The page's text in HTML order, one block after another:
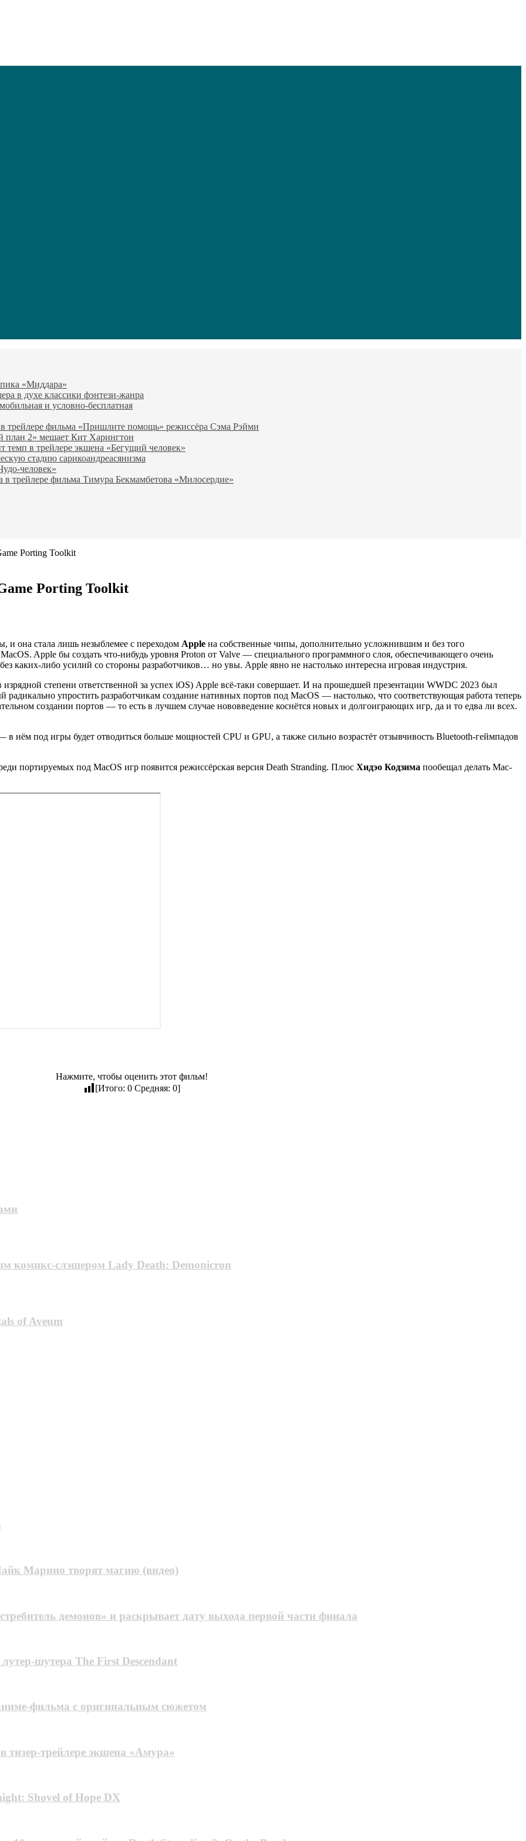
«Миддара»
в духе классики фэнтези-жанра
и условно-бесплатная
трейлере фильма «Пришлите помощь» режиссёра Сэма Рэйми
план 2» мешает Кит Харингтон
в трейлере экшена «Бегущий человек»
стадию сарикоандреасянизма
человек»
трейлере фильма Тимура Бекмамбетова «Милосердие»
Porting Toolkit
Porting Toolkit
и она стала лишь незыблемее с переходом Apple на собственные чипы, дополнительно усложнившим и без того
Apple бы создать что-нибудь уровня Proton от Valve — специального программного слоя, обеспечивающего очень
каких-либо усилий со стороны разработчиков… но увы. Apple явно не настолько интересна игровая индустрия.
степени ответственной за успех iOS) Apple всё-таки совершает. И на прошедшей презентации WWDC 2023 был
радикально упростить разработчикам создание нативных портов под MacOS — настолько, что соответствующая работа теперь
создании портов — то есть в лучшем случае нововведение коснётся новых и долгоиграющих игр, да и то едва ли всех.
под игры будет отводиться больше мощностей CPU и GPU, а также сильно возрастёт отзывчивость Bluetooth-геймпадов
портируемых под MacOS игр появится режиссёрская версия Death Stranding. Плюс Хидэо Кодзима пообещал делать Mac-
Нажмите, чтобы оценить этот фильм!
[Итого: 0Средняя: 0]
комикс-слэшером Lady Death: Demonicron
of Aveum
Марино творят магию (видео)
демонов» и раскрывает дату выхода первой части финала
шутера The First Descendant
фильма с оригинальным сюжетом
тизер-трейлере экшена «Амура»
Shovel of Hope DX